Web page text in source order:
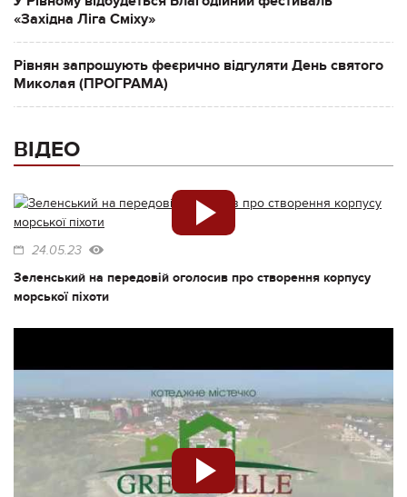
«Західна Ліга Сміху»
Рівнян запрошують феєрично відгуляти День святого
Миколая (ПРОГРАМА)
ВІДЕО
24.05.23
Зеленський на передовій оголосив про створення корпусу
морської піхоти